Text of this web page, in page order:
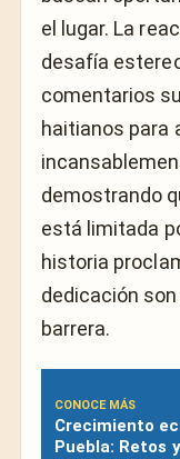
el lugar. La
desafía
comentarios
haitianos para
demostrando
está limitada
historia
dedicación
barrera.
CONOCE MÁS
Crecimiento
Puebla: Retos